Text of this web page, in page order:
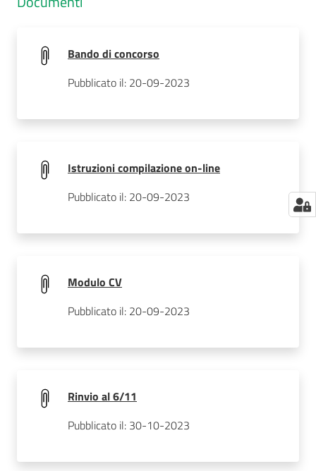
Bando di concorso
Pubblicato il: 20-09-2023
Istruzioni compilazione on-line
Pubblicato il: 20-09-2023
Modulo CV
Pubblicato il: 20-09-2023
Rinvio al 6/11
Pubblicato il: 30-10-2023